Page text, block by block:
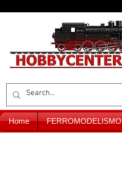
Home FERROMODELISMO